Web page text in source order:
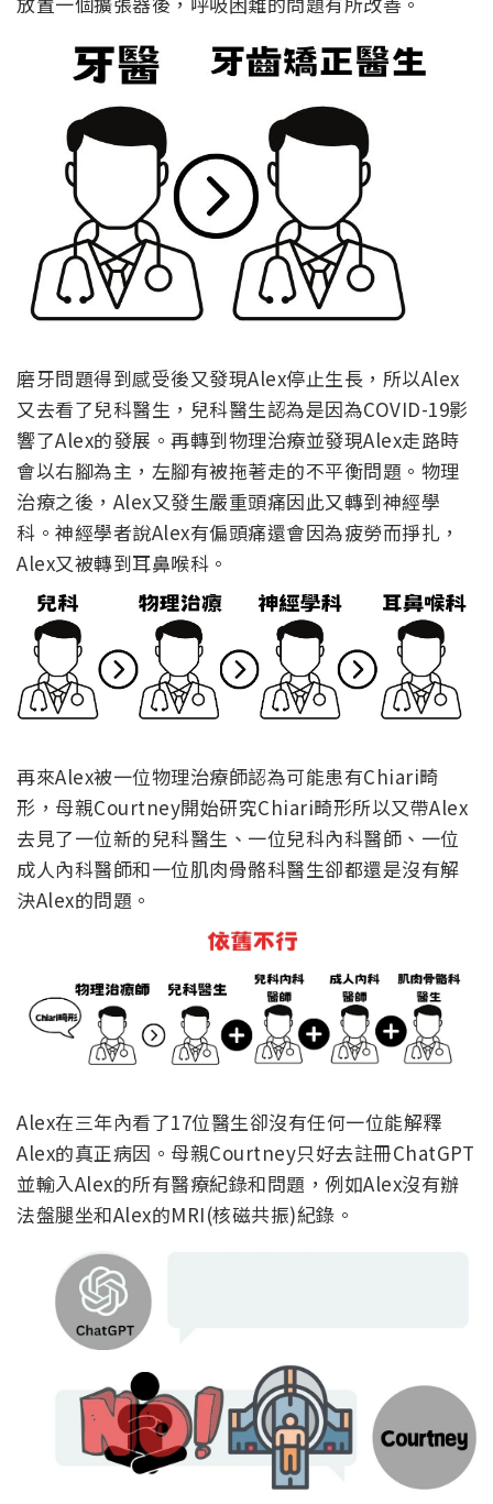
磨牙問題得到感受後又發現Alex停止生長，所以Alex
又去看了兒科醫生，兒科醫生認為是因為COVID-19影
響了Alex的發展。再轉到物理治療並發現Alex走路時
會以右腳為主，左腳有被拖著走的不平衡問題。物理
治療之後，Alex又發生嚴重頭痛因此又轉到神經學
科。神經學者說Alex有偏頭痛還會因為疲勞而掙扎，
Alex又被轉到耳鼻喉科。
再來Alex被一位物理治療師認為可能患有Chiari畸
形，母親Courtney開始研究Chiari畸形所以又帶Alex
去見了一位新的兒科醫生、一位兒科內科醫師、一位
成人內科醫師和一位肌肉骨骼科醫生卻都還是沒有解
決Alex的問題。
Alex在三年內看了17位醫生卻沒有任何一位能解釋
Alex的真正病因。母親Courtney只好去註冊ChatGPT
並輸入Alex的所有醫療紀錄和問題，例如Alex沒有辦
法盤腿坐和Alex的MRI(核磁共振)紀錄。